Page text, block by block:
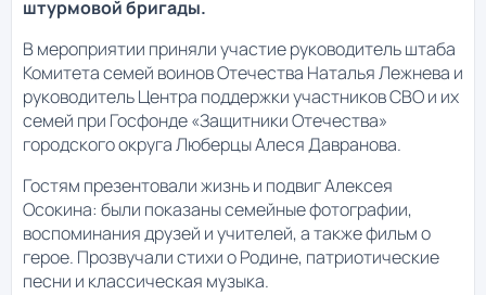
штурмовой бригады.
В мероприятии приняли участие руководитель штаба
Комитета семей воинов Отечества Наталья Лежнева и
руководитель Центра поддержки участников СВО и их
семей при Госфонде «Защитники Отечества»
городского округа Люберцы Алеся Давранова.
Гостям презентовали жизнь и подвиг Алексея
Осокина: были показаны семейные фотографии,
воспоминания друзей и учителей, а также фильм о
герое. Прозвучали стихи о Родине, патриотические
песни и классическая музыка.